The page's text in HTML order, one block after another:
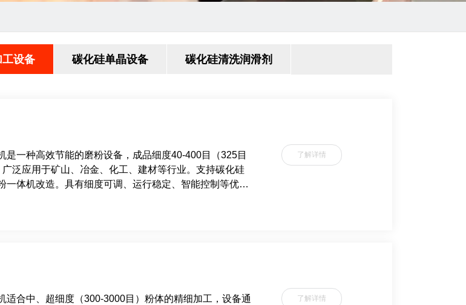
设备 碳化硅单晶设备 碳化硅清洗润滑剂
是一种高效节能的磨粉设备，成品细度40-400目（325目
泛应用于矿山、冶金、化工、建材等行业。支持碳化硅
一体机改造。具有细度可调、运行稳定、智能控制等优
了解详情
适合中、超细度（300-3000目）粉体的精细加工，设备通
了解详情